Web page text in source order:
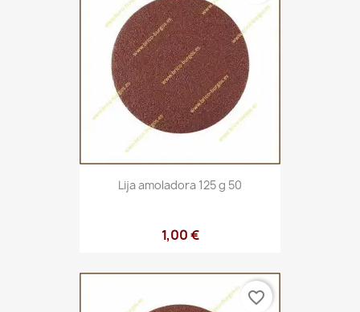
Lija amoladora 125 g 50
1,00 €
favorite_border